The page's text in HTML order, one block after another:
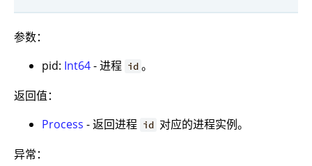
参数：
pid: Int64- 进程 id 。
返回值：
Process - 返回进程 id 对应的进程实例。
异常：